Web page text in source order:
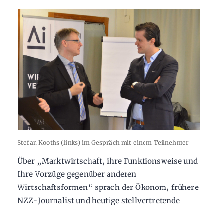
Stefan Kooths (links) im Gespräch mit einem Teilnehmer
Über „Marktwirtschaft, ihre Funktionsweise und
Ihre Vorzüge gegenüber anderen
Wirtschaftsformen“ sprach der Ökonom, frühere
NZZ-Journalist und heutige stellvertretende